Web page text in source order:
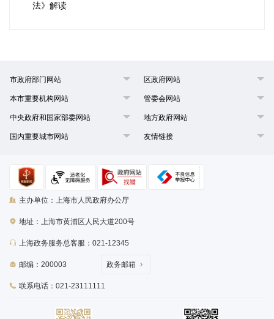
法》解读
市政府部门网站 区政府网站
本市重要机构网站 管委会网站
中央政府和国家部委网站 地方政府网站
国内重要城市网站 友情链接
主办单位：上海市人民政府办公厅
地址：上海市黄浦区人民大道200号
上海政务服务总客服：021-12345
邮编：200003
联系电话：021-23111111
政务邮箱